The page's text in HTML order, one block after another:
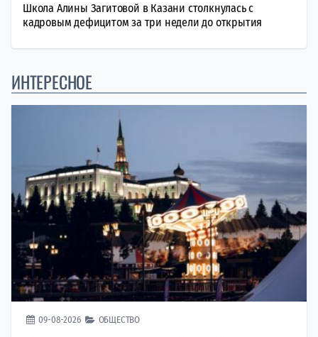
Школа Алины Загитовой в Казани столкнулась с
кадровым дефицитом за три недели до открытия
ИНТЕРЕСНОЕ
09-08-2026 ОБЩЕСТВО